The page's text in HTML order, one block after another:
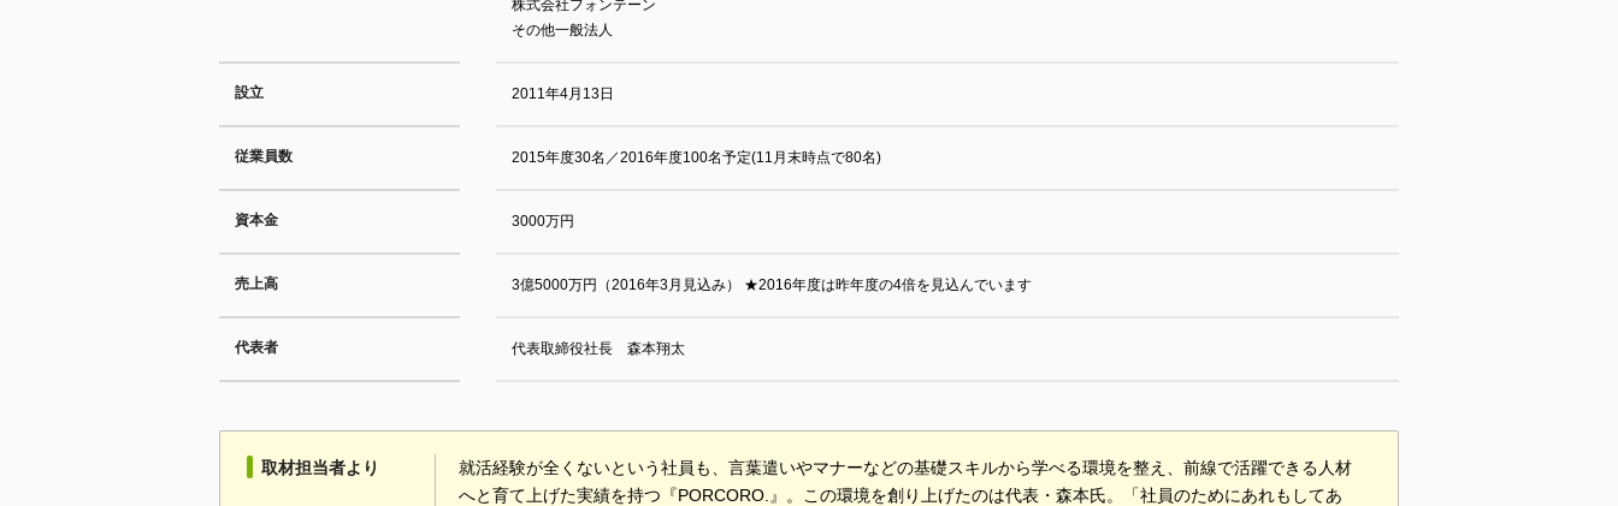
株式会社フォンテーン
その他一般法人
設立 2011年4月13日
従業員数 2015年度30名／2016年度100名予定(11月末時点で80名)
資本金 3000万円
売上高 3億5000万円（2016年3月見込み） ★2016年度は昨年度の4倍を見込んでいます
代表者 代表取締役社長 森本翔太
取材担当者より
就活経験が全くないという社員も、言葉遣いやマナーなどの基礎スキルから学べる環境を整え、前線で活躍できる人材
へと育て上げた実績を持つ『PORCORO.』。この環境を創り上げたのは代表・森本氏。「社員のためにあれもしてあ